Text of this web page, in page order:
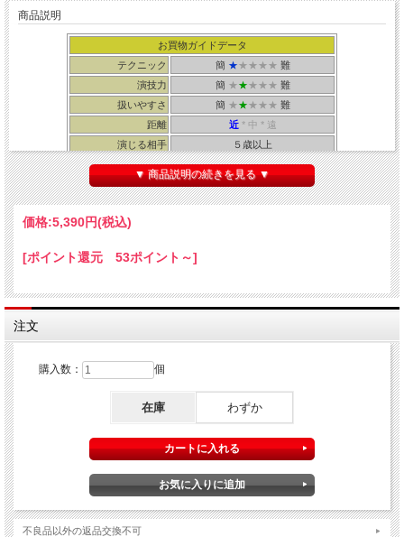
商品説明
お買物ガイドデータ
テクニック
簡 ★★★★★ 難
演技力
簡 ★★★★★ 難
扱いやすさ
簡 ★★★★★ 難
距離
近* 中 * 遠
演じる相手
５歳以上
所要時間
１分
・メーカー：Tenyo ・解説書：Tenyo
金属をすり抜けるサイコロ！
金属板に乗せたダイスが目の前でゆっくりと通り抜けていきます！
▼ 商品説明の続きを見る ▼
価格:5,390円(税込)
[ポイント還元 53ポイント～]
注文
購入数： 個
在庫 わずか
不良品以外の返品交換不可